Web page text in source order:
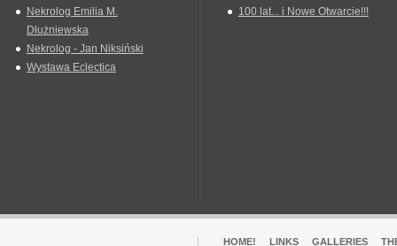
Nekrolog Emilia M.
Dłużniewska
Nekrolog - Jan Niksiński
Wystawa Eclectica
100 lat... i Nowe Otwarcie!!!
HOME! LINKS GALLERIES